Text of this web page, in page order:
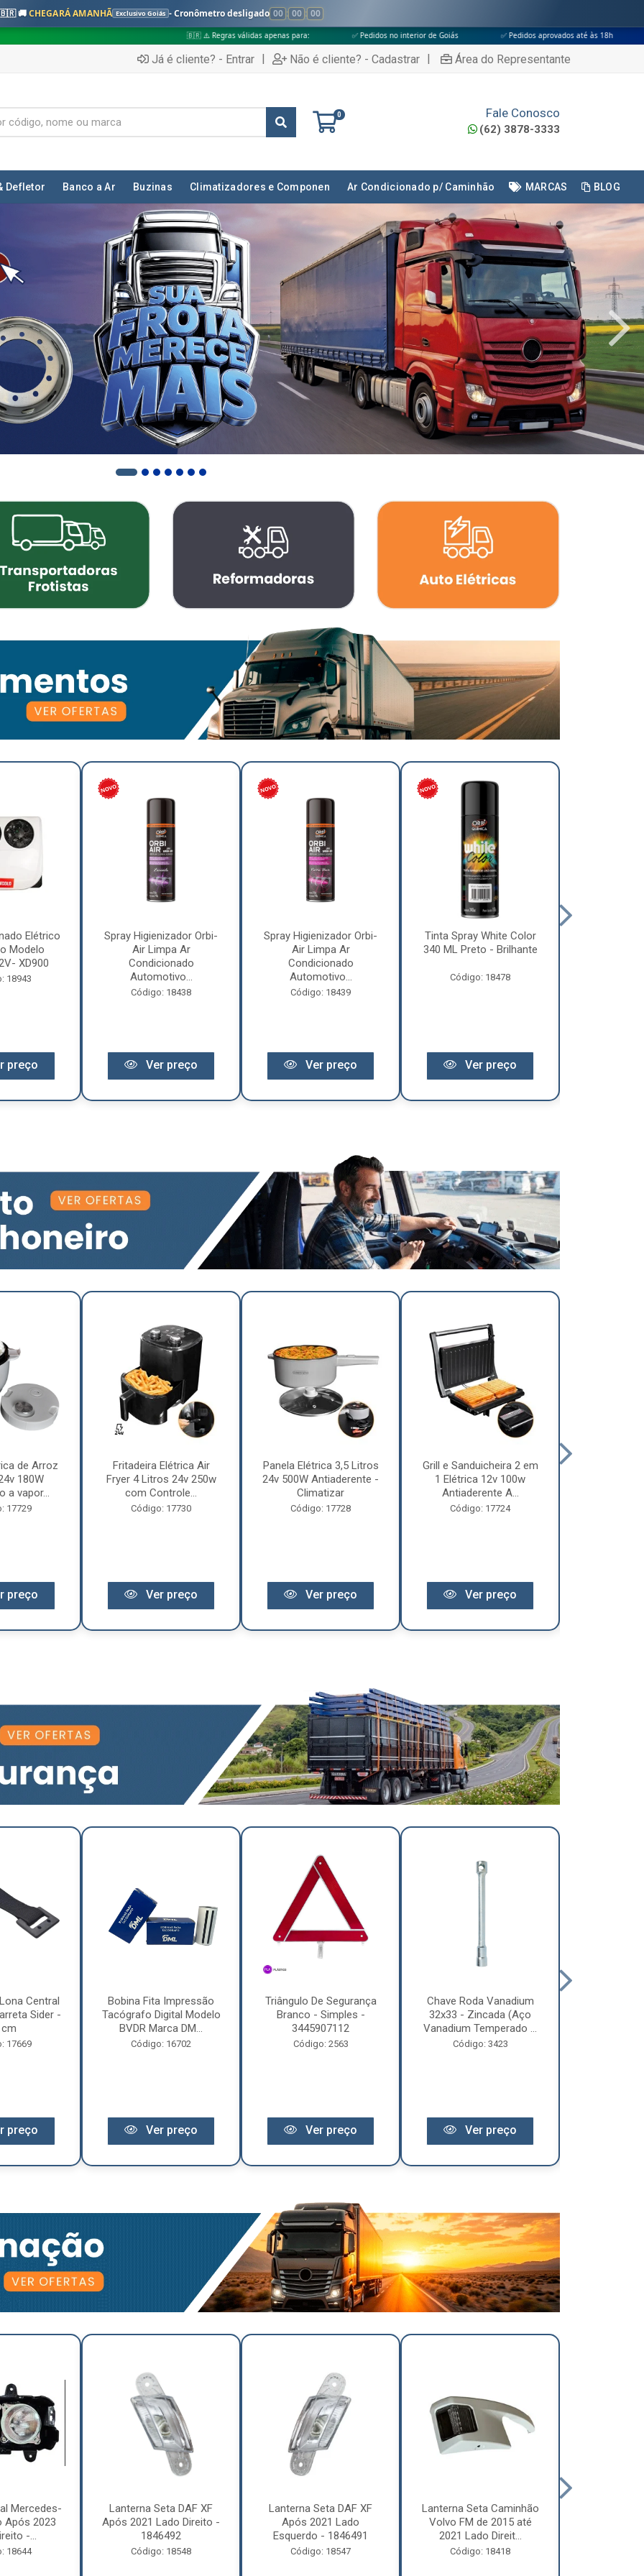
🚚CHEGARÁ AMANHÃ Exclusivo Goiás - Cronômetro desligado 00 : 00 : 00
🇧🇷 ⚠️ Regras válidas apenas para: ✅ Pedidos no interior de Goiás ✅ Pedidos aprovados até às 18h ✅ Apenas transportadoras
Já é cliente? - Entrar | Não é cliente? - Cadastrar | Área do Representante
0 Fale Conosco
(62) 3878-3333
Defletor Banco a Ar Buzinas Climatizadores e Componen Ar Condicionado p/ Caminhão MARCAS BLOG
Elétrico
Modelo
XD900
18943
preço
Spray Higienizador Orbi-
Air Limpa Ar
Condicionado
Automotivo...
Código: 18438
Ver preço
Spray Higienizador Orbi-
Air Limpa Ar
Condicionado
Automotivo...
Código: 18439
Ver preço
Tinta Spray White Color
340 ML Preto - Brilhante
Código: 18478
Ver preço
de Arroz
180W
a vapor...
17729
preço
Fritadeira Elétrica Air
Fryer 4 Litros 24v 250w
com Controle...
Código: 17730
Ver preço
Panela Elétrica 3,5 Litros
24v 500W Antiaderente -
Climatizar
Código: 17728
Ver preço
Grill e Sanduicheira 2 em
1 Elétrica 12v 100w
Antiaderente A...
Código: 17724
Ver preço
Central
Sider -
17669
preço
Bobina Fita Impressão
Tacógrafo Digital Modelo
BVDR Marca DM...
Código: 16702
Ver preço
Triângulo De Segurança
Branco - Simples -
3445907112
Código: 2563
Ver preço
Chave Roda Vanadium
32x33 - Zincada (Aço
Vanadium Temperado ...
Código: 3423
Ver preço
Mercedes-
Após 2023
-...
18644
Lanterna Seta DAF XF
Após 2021 Lado Direito -
1846492
Código: 18548
Lanterna Seta DAF XF
Após 2021 Lado
Esquerdo - 1846491
Código: 18547
Lanterna Seta Caminhão
Volvo FM de 2015 até
2021 Lado Direit...
Código: 18418